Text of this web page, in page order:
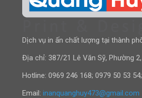
Dịch vụ in ấn chất lượng tại thành
Địa chỉ: 387/21 Lê Văn Sỹ, Phường 2,
Hotline: 0969 246 168; 0979 50 53 54;
Email: inanquanghuy473@gmail.com